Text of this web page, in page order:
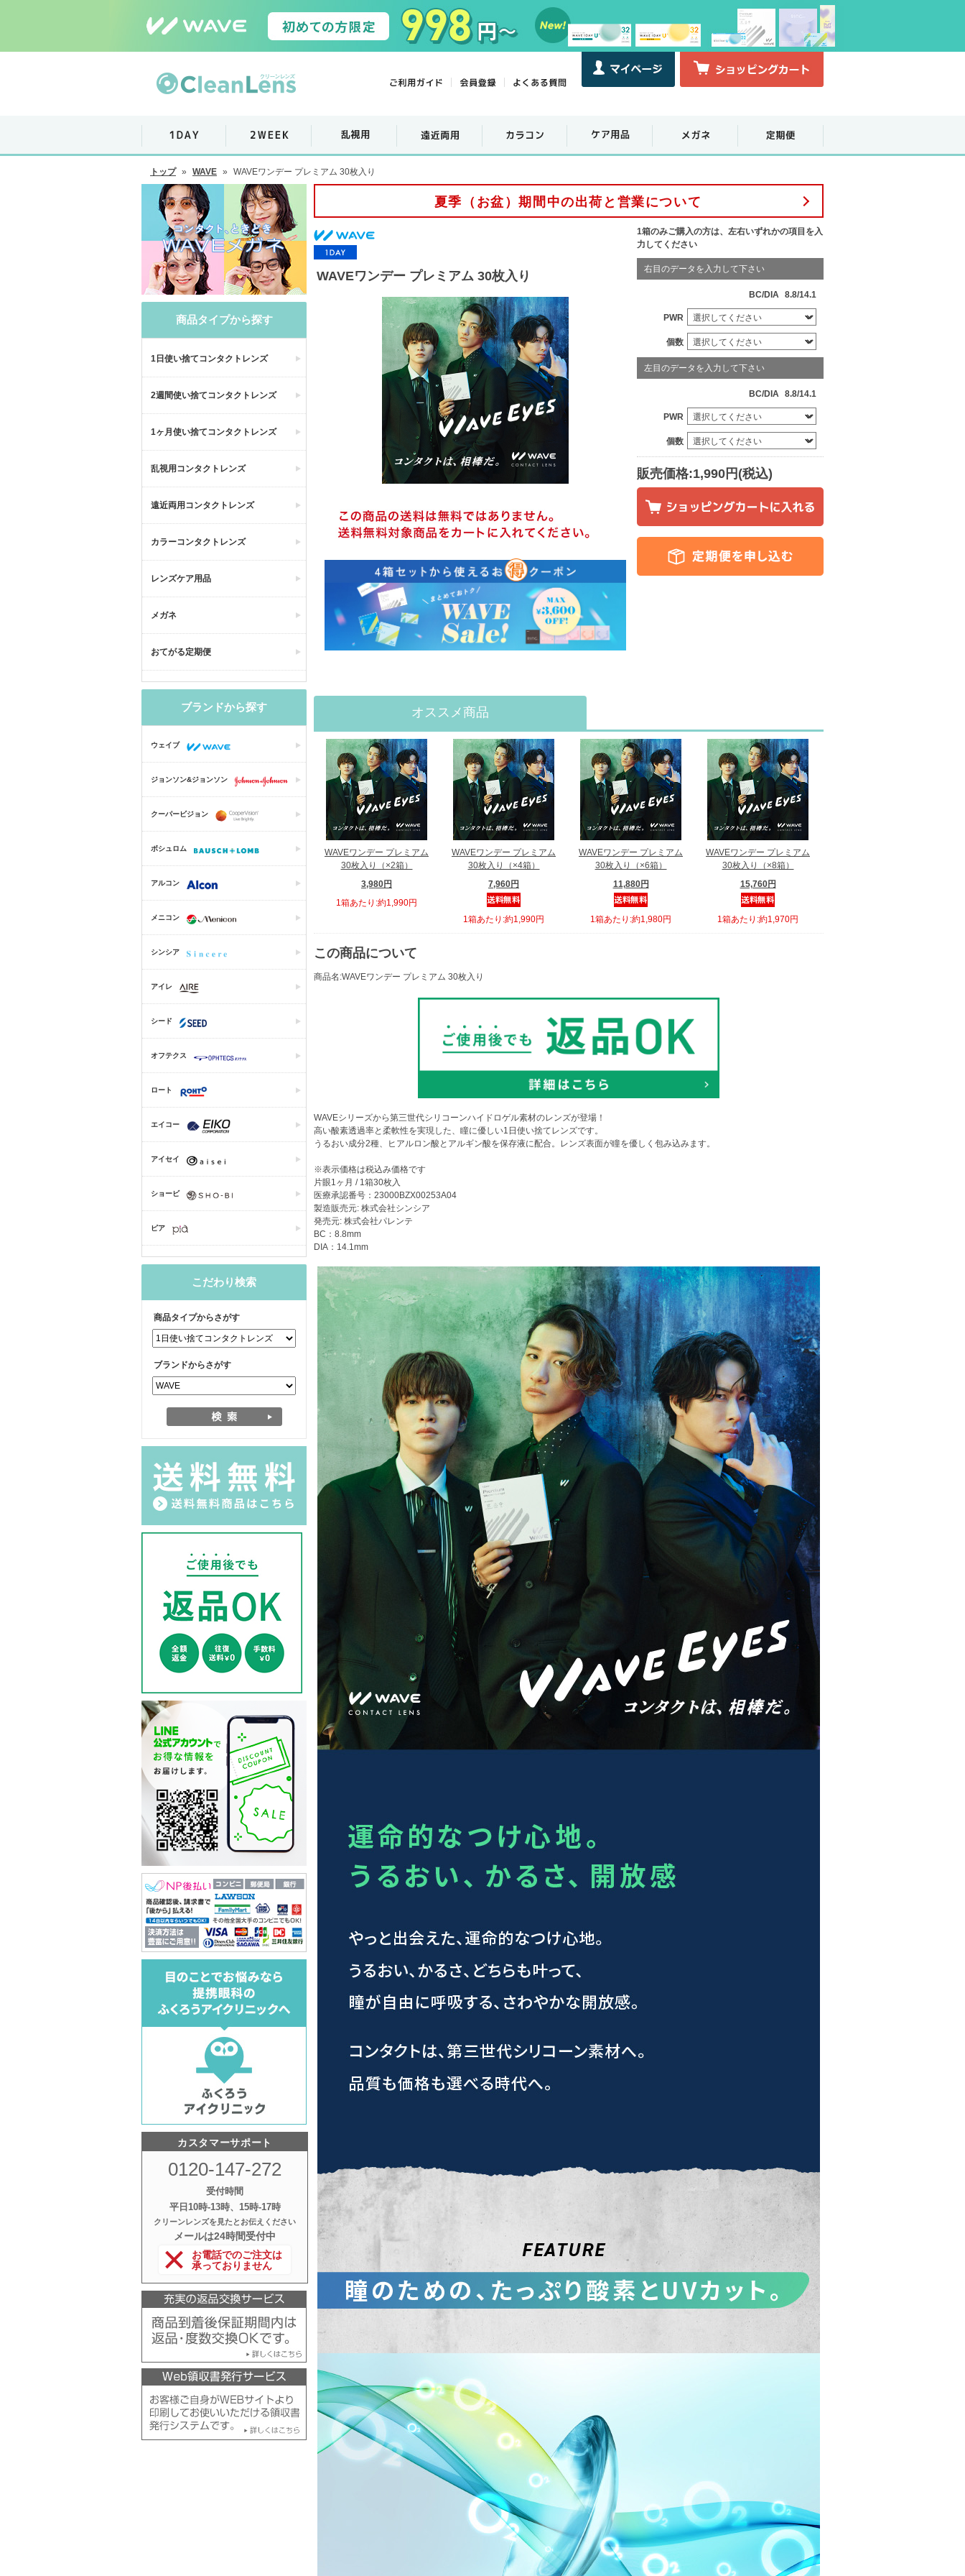
トップ » WAVE » WAVEワンデー プレミアム 30枚入り
商品タイプから探す
1日使い捨てコンタクトレンズ
2週間使い捨てコンタクトレンズ
1ヶ月使い捨てコンタクトレンズ
乱視用コンタクトレンズ
遠近両用コンタクトレンズ
カラーコンタクトレンズ
レンズケア用品
メガネ
おてがる定期便
ブランドから探す
ウェイブ
ジョンソン&ジョンソン
クーパービジョン
ボシュロム
アルコン
メニコン
シンシア
アイレ
シード
オフテクス
ロート
エイコー
アイセイ
ショービ
ピア
こだわり検索
商品タイプからさがす
ブランドからさがす
カスタマーサポート
0120-147-272
受付時間
平日10時‐13時、15時‐17時
クリーンレンズを見たとお伝えください
メールは24時間受付中
お電話でのご注文は
承っておりません
夏季（お盆）期間中の出荷と営業について
WAVEワンデー プレミアム 30枚入り
1箱のみご購入の方は、左右いずれかの項目を入
力してください
右目のデータを入力して下さい
BC/DIA 8.8/14.1
PWR
個数
左目のデータを入力して下さい
BC/DIA 8.8/14.1
PWR
個数
販売価格:1,990円(税込)
オススメ商品
WAVEワンデー プレミアム
30枚入り（×2箱）
3,980円
1箱あたり:約1,990円
WAVEワンデー プレミアム
30枚入り（×4箱）
7,960円
1箱あたり:約1,990円
WAVEワンデー プレミアム
30枚入り（×6箱）
11,880円
1箱あたり:約1,980円
WAVEワンデー プレミアム
30枚入り（×8箱）
15,760円
1箱あたり:約1,970円
この商品について
商品名:WAVEワンデー プレミアム 30枚入り
WAVEシリーズから第三世代シリコーンハイドロゲル素材のレンズが登場！
高い酸素透過率と柔軟性を実現した、瞳に優しい1日使い捨てレンズです。
うるおい成分2種、ヒアルロン酸とアルギン酸を保存液に配合。レンズ表面が瞳を優しく包み込みます。
※表示価格は税込み価格です
片眼1ヶ月 / 1箱30枚入
医療承認番号：23000BZX00253A04
製造販売元: 株式会社シンシア
発売元: 株式会社パレンテ
BC：8.8mm
DIA：14.1mm